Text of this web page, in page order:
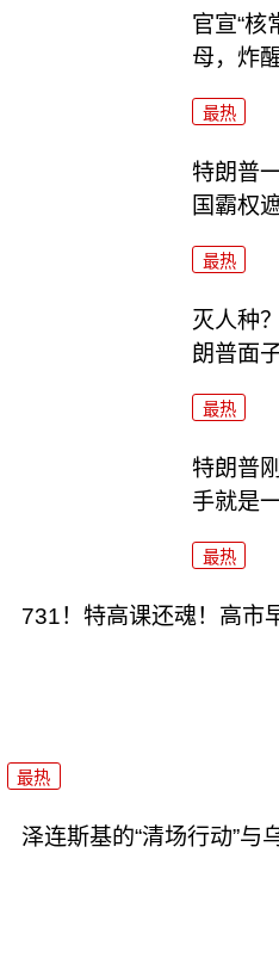
官宣“核
母，炸
最热
特朗普
国霸权
最热
灭人种
朗普面
最热
特朗普
手就是
最热
731！特高课还魂！高市
最热
泽连斯基的“清场行动”与